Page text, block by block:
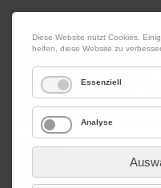
09. August 2026
Werbung
Diese Website nutzt Cookies.
helfen, diese Website zu
Essenziell
Analyse